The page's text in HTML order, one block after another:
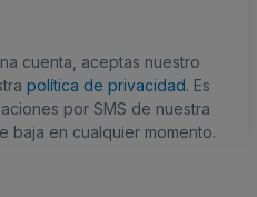
cuenta, aceptas nuestro
política de privacidad. Es
por SMS de nuestra
baja en cualquier momento.